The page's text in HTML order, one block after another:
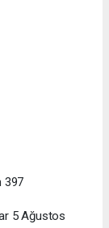
397
5 Ağustos